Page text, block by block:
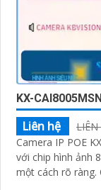
KX-
Liên hệ
LIÊN
Camera IP POE
với chip hình ảnh